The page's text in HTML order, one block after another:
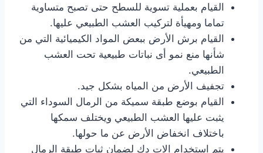
القيام بعملية تسوية للسطح حتى تصبح متساوية
تماما ومهيأة لتركيب العشب الطبيعي عليها.
القيام برش الأرض ببعض المواد الكيميائية التي من
شأنها منع نمو أى نباتات طبيعية تحت العشب
الطبيعي.
تجفيف الأرض من المياه بشكل جيد.
القيام بوضع طبقة سميكة من الرمال السوداء التي
يثبت عليها العشب الطبيعي ويختلف سمكها
باختلاف انخفاض الأرض عن ما حولها.
يتم استخدام الات دك لضمان ثبات طبقة الرمال